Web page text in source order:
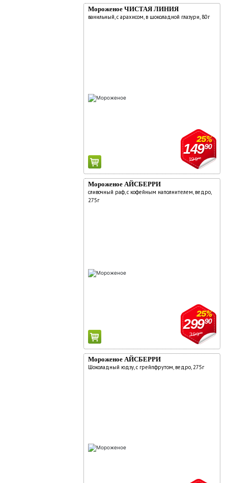
Мороженое ЧИСТАЯ ЛИНИЯ
ванильный, с арахисом, в шоколадной глазури, 80г
19990
25%
14990
Мороженое АЙСБЕРРИ
сливочный раф, с кофейным наполнителем, ведро,
275г
39990
25%
29990
Мороженое АЙСБЕРРИ
Шоколадный юдзу, с грейпфрутом, ведро, 275г